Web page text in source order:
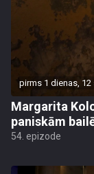
pirms 1 dienas, 12
Margarita
paniskām
54. epizode